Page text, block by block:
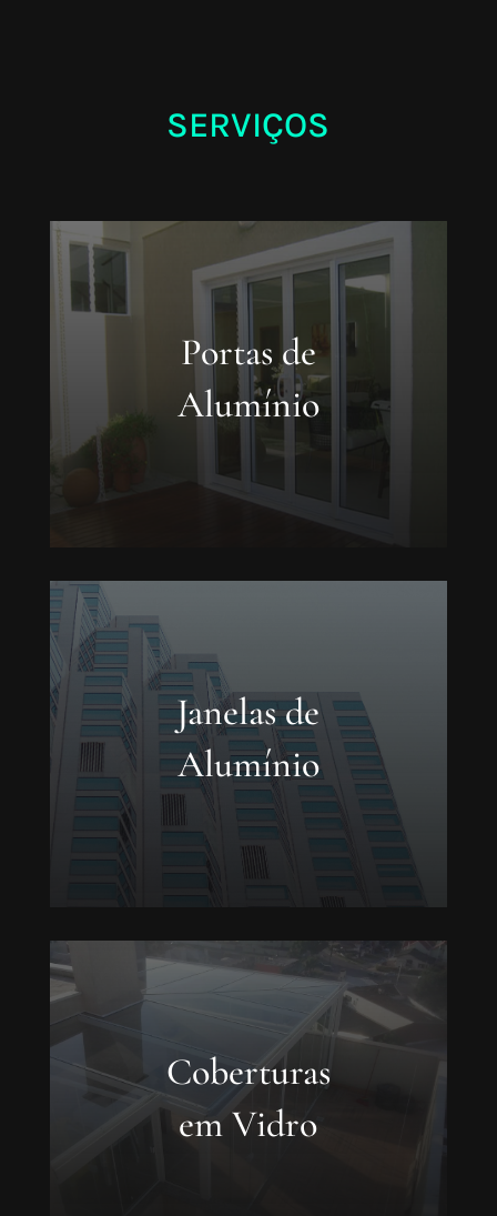
SERVIÇOS
Portas de
Alumínio
Janelas de
Alumínio
Coberturas
em Vidro